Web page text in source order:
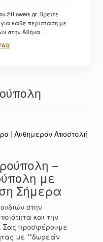
21flowers.gr. Βρείτε
κάθε περίσταση με
στην Αθήνα.
| Αυθημερόν Αποστολή
–
με
Σήμερα
στην
και την
Σας προσφέρουμε
με **δωρεάν